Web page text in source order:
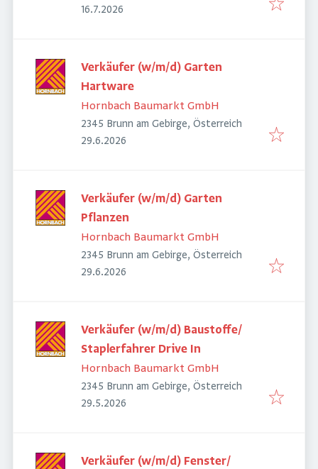
Veröffentlicht
16.7.2026
Verkäufer (w/m/d) Garten
Hartware
Hornbach Baumarkt GmbH
2345 Brunn am Gebirge, Österreich
Veröffentlicht
29.6.2026
Verkäufer (w/m/d) Garten
Pflanzen
Hornbach Baumarkt GmbH
2345 Brunn am Gebirge, Österreich
Veröffentlicht
29.6.2026
Verkäufer (w/m/d) Baustoffe/
Staplerfahrer Drive In
Hornbach Baumarkt GmbH
2345 Brunn am Gebirge, Österreich
Veröffentlicht
29.5.2026
Verkäufer (w/m/d) Fenster/